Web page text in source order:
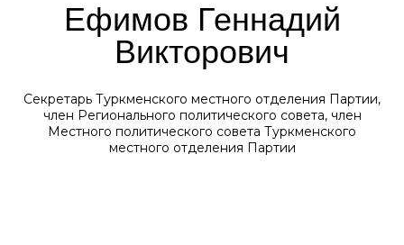
Ефимов Геннадий
Викторович
Секретарь Туркменского местного отделения Партии,
член Регионального политического совета, член
Местного политического совета Туркменского
местного отделения Партии